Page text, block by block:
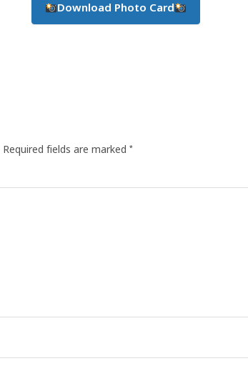
Download Photo Card
Required fields are marked *